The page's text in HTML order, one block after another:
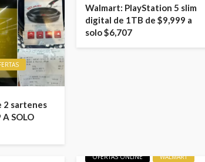
2 sartenes
SOLO
Walmart: PlayStation 5 slim
digital de 1TB de $9,999 a
solo $6,707
OFERTAS ONLINE
WALMART